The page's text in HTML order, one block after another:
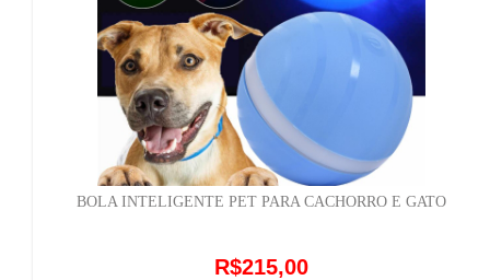
BOLA INTELIGENTE PET PARA CACHORRO E GATO
R$215,00